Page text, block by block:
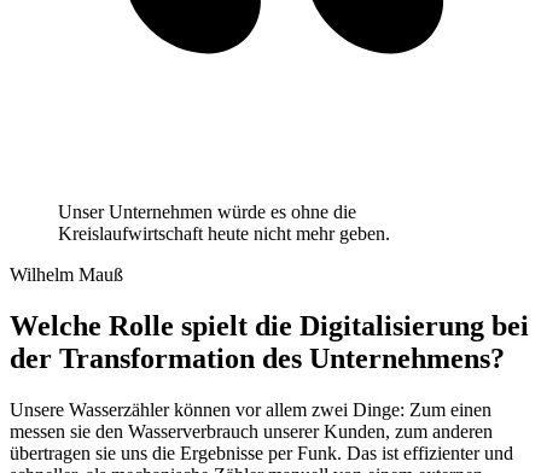
Unser Unternehmen würde es ohne die
Kreislaufwirtschaft heute nicht mehr geben.
Wilhelm Mauß
Welche Rolle spielt die Digitalisierung bei
der Transformation des Unternehmens?
Unsere Wasserzähler können vor allem zwei Dinge: Zum einen
messen sie den Wasserverbrauch unserer Kunden, zum anderen
übertragen sie uns die Ergebnisse per Funk. Das ist effizienter und